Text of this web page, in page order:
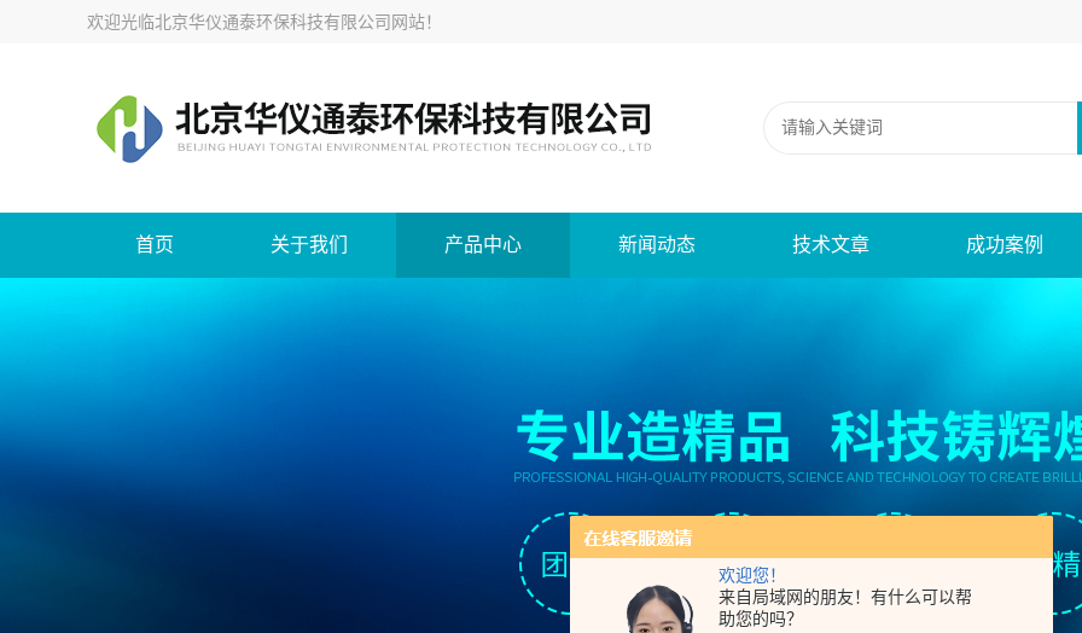
欢迎您！
来自局域网的朋友！有什么可以帮
助您的吗？
欢迎光临北京华仪通泰环保科技有限公司网站！
首页 关于我们 产品中心 新闻动态 技术文章 成功案例